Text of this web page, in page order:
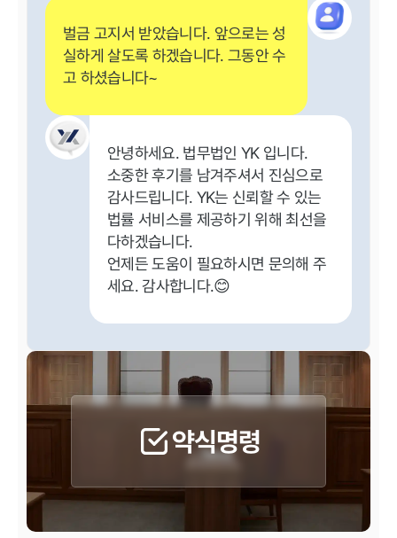
벌금 고지서 받았습니다. 앞으로는 성
실하게 살도록 하겠습니다. 그동안 수
고 하셨습니다~
안녕하세요. 법무법인 YK 입니다.
소중한 후기를 남겨주셔서 진심으로
감사드립니다. YK는 신뢰할 수 있는
법률 서비스를 제공하기 위해 최선을
다하겠습니다.
언제든 도움이 필요하시면 문의해 주
세요. 감사합니다.😊
약식명령